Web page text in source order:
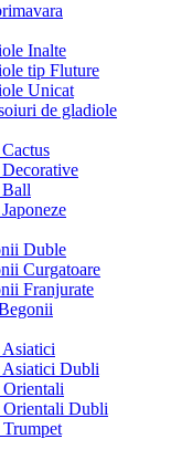
Inalte
tip Fluture
Unicat
de gladiole
Duble
Curgatoare
Franjurate
Dubli
Dubli